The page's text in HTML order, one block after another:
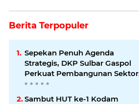
Berita Terpopuler
Sepekan Penuh Agenda
Strategis, DKP Sulbar Gaspol
Perkuat Pembangunan Sektor
Kelautan dan Perikanan
Sambut HUT ke-1 Kodam